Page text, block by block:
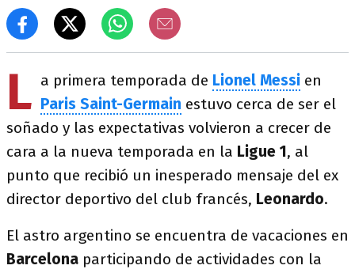
L a primera temporada de Lionel Messi en
Paris Saint-Germain estuvo cerca de ser el
soñado y las expectativas volvieron a crecer de
cara a la nueva temporada en la Ligue 1, al
punto que recibió un inesperado mensaje del ex
director deportivo del club francés, Leonardo.
El astro argentino se encuentra de vacaciones en
Barcelona participando de actividades con la